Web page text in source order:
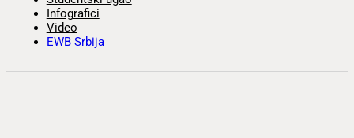
Infografici
Video
EWB Srbija